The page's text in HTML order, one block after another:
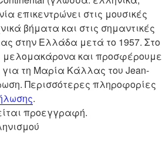
επικεντρώνει στις μουσικές
βήματα και στις σημαντικές
στην Ελλάδα μετά το 1957. Στο
μελομακάρονα και προσφέρουμε
για τη Μαρία Κάλλας του Jean-
Περισσότερες πληροφορίες
.
προεγγραφή.